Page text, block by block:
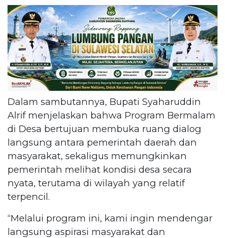
Dalam sambutannya, Bupati Syaharuddin
Alrif menjelaskan bahwa Program Bermalam
di Desa bertujuan membuka ruang dialog
langsung antara pemerintah daerah dan
masyarakat, sekaligus memungkinkan
pemerintah melihat kondisi desa secara
nyata, terutama di wilayah yang relatif
terpencil.
“Melalui program ini, kami ingin mendengar
langsung aspirasi masyarakat dan